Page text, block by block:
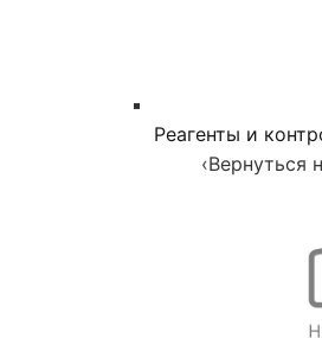
Реагенты и
‹Вернуться